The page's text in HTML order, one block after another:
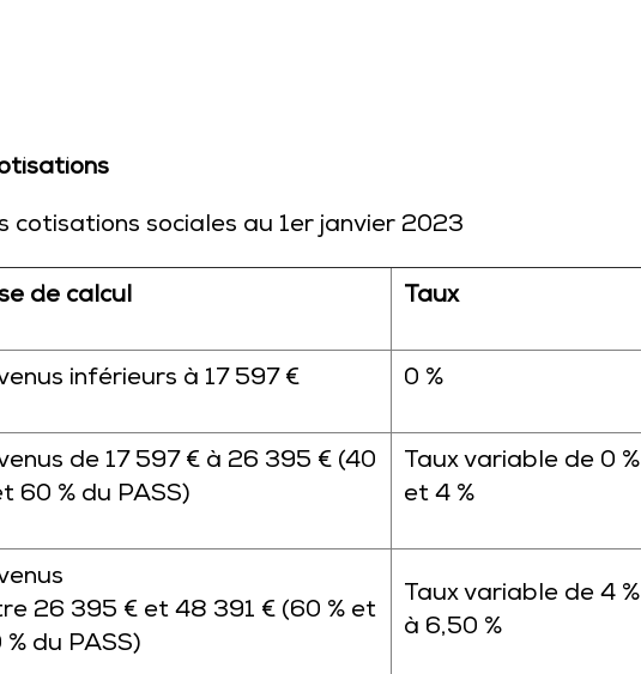
sociales au 1er janvier 2023
de calcul Taux
inférieurs à 17 597 € 0 %
de 17 597 € à 26 395 € (40
60 % du PASS)
Taux variable de 0 %
et 4 %
26 395 € et 48 391 € (60 % et
% du PASS)
Taux variable de 4 %
à 6,50 %